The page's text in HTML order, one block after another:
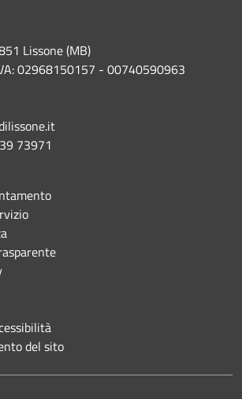
Lissone (MB)
02968150157 - 00740590963
73971
del sito